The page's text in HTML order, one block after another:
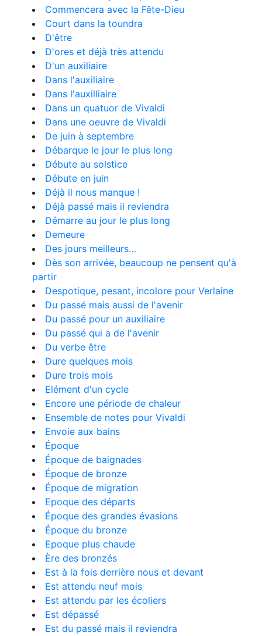
Commencera avec la Fête-Dieu
Court dans la toundra
D'être
D'ores et déjà très attendu
D'un auxiliaire
Dans l'auxiliaire
Dans l'auxilliaire
Dans un quatuor de Vivaldi
Dans une oeuvre de Vivaldi
De juin à septembre
Débarque le jour le plus long
Débute au solstice
Débute en juin
Déjà il nous manque !
Déjà passé mais il reviendra
Démarre au jour le plus long
Demeure
Des jours meilleurs…
Dès son arrivée, beaucoup ne pensent qu'à
partir
Despotique, pesant, incolore pour Verlaine
Du passé mais aussi de l'avenir
Du passé pour un auxiliaire
Du passé qui a de l'avenir
Du verbe être
Dure quelques mois
Dure trois mois
Elément d'un cycle
Encore une période de chaleur
Ensemble de notes pour Vivaldi
Envoie aux bains
Époque
Époque de baignades
Époque de bronze
Époque de migration
Epoque des départs
Époque des grandes évasions
Époque du bronze
Epoque plus chaude
Ère des bronzés
Est à la fois derrière nous et devant
Est attendu neuf mois
Est attendu par les écoliers
Est dépassé
Est du passé mais il reviendra